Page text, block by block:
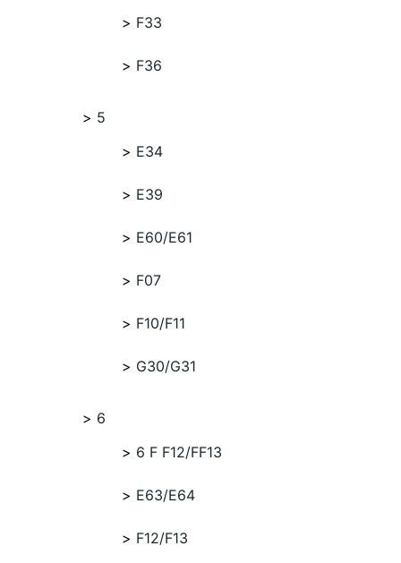
F33
F36
5
E34
E39
E60/E61
F07
F10/F11
G30/G31
6
6 F F12/FF13
E63/E64
F12/F13